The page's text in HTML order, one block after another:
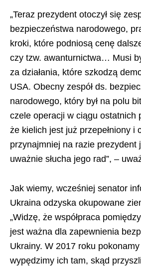
„Teraz prezydent otoczył się
bezpieczeństwa narodowego,
kroki, które podniosą cenę
czy tzw. awanturnictwa… Musi
za działania, które szkodzą
USA. Obecny zespół ds.
narodowego, który był na polu
czele operacji w ciągu ostatnich
że kielich jest już przepełniony i
przynajmniej na razie prezydent
uważnie słucha jego rad”, –
Jak wiemy, wcześniej senator
Ukraina odzyska okupowane
„Widzę, że współpraca
jest ważna dla zapewnienia
Ukrainy. W 2017 roku
wypędzimy ich tam, skąd